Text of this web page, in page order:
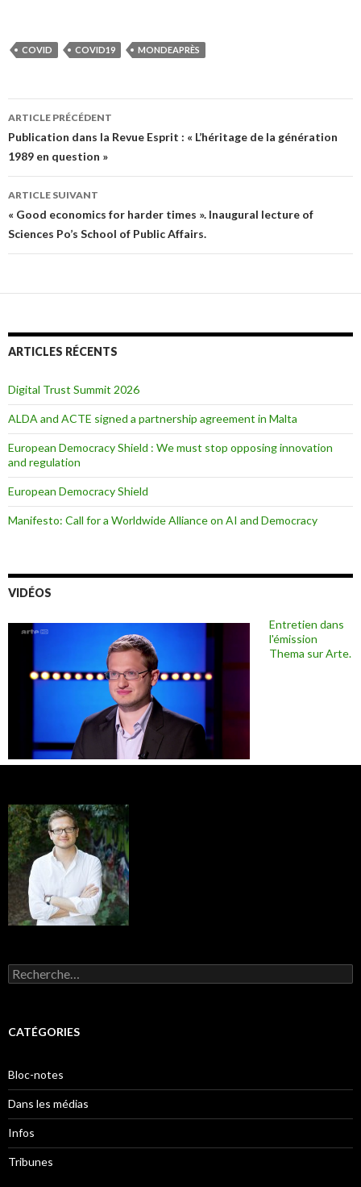
COVID COVID19 MONDEAPRÈS
Navigation des articles
ARTICLE PRÉCÉDENT
Publication dans la Revue Esprit : « L’héritage de la génération
1989 en question »
ARTICLE SUIVANT
« Good economics for harder times ». Inaugural lecture of
Sciences Po’s School of Public Affairs.
ARTICLES RÉCENTS
Digital Trust Summit 2026
ALDA and ACTE signed a partnership agreement in Malta
European Democracy Shield : We must stop opposing innovation
and regulation
European Democracy Shield
Manifesto: Call for a Worldwide Alliance on AI and Democracy
VIDÉOS
Entretien dans
l'émission
Thema sur Arte.
Rechercher :
CATÉGORIES
Bloc-notes
Dans les médias
Infos
Tribunes